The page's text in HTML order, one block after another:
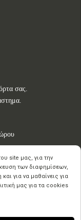
σας.
site μας, για την
των διαφημίσεων,
για να μαθαίνεις για
μας για τα cookies